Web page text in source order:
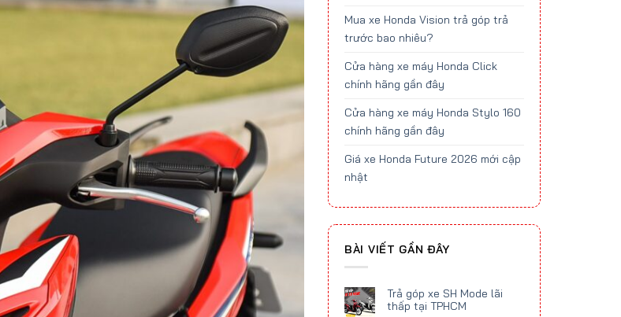
Mua xe Honda Vision trả góp trả
trước bao nhiêu?
Cửa hàng xe máy Honda Click
chính hãng gần đây
Cửa hàng xe máy Honda Stylo 160
chính hãng gần đây
Giá xe Honda Future 2026 mới cập
nhật
BÀI VIẾT GẦN ĐÂY
Trả góp xe SH Mode lãi
thấp tại TPHCM